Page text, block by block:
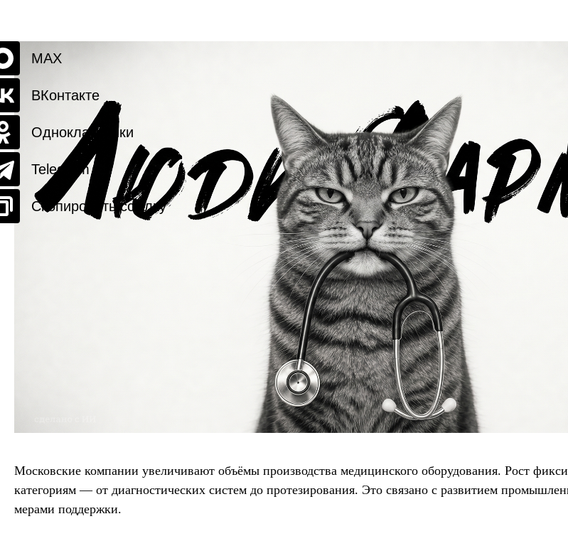
MAX
ВКонтакте
Одноклассники
Telegram
Скопировать ссылку
Московские компании увеличивают объёмы производства медицинского оборудования. Рост
категориям — от диагностических систем до протезирования. Это связано с развитием
мерами поддержки.